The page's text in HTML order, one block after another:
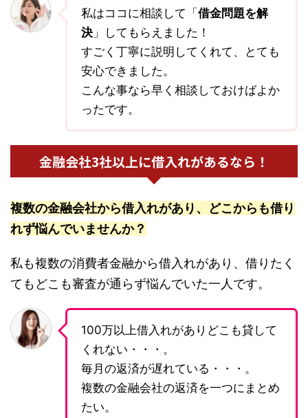
私はココに相談して「 借金問題を解
決」してもらえました！
すごく丁寧に説明してくれて、とても
安心できました。
こんな事なら早く相談しておけばよか
ったです。
金融会社3社以上に借入れがあるなら！
複数の金融会社から借入れがあり、どこからも借り
れず悩んでいませんか？
私も複数の消費者金融から借入れがあり、借りたく
てもどこも審査が通らず悩んでいた一人です。
100万以上借入れがありどこも貸して
くれない・・・。
毎月の返済が遅れている・・・。
複数の金融会社の返済を一つにまとめ
たい。